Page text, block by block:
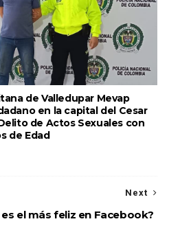
de Valledupar Mevap
en la capital del Cesar
de Actos Sexuales con
de Edad
Next
es el más feliz en Facebook?